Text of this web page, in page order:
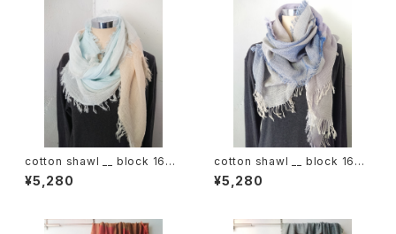
cotton shawl __ block 160
朝朗w
¥5,280
cotton shawl __ block 160
桔梗w
¥5,280